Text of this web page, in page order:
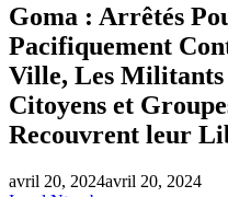
Goma : Arrêtés
Pacifiquement
Ville, Les Militants
Citoyens et
Recouvrent leur
avril 20, 2024avril 20, 2024